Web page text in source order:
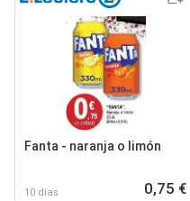
Fanta - naranja o limón
10 días 0,75 €